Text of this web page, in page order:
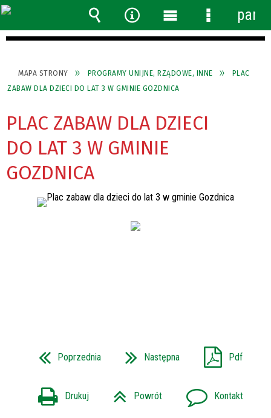
MAPA STRONY PROGRAMY UNIJNE, RZĄDOWE, INNE
PLAC
ZABAW DLA DZIECI DO LAT 3 W GMINIE GOZDNICA
PLAC ZABAW DLA DZIECI
DO LAT 3 W GMINIE
GOZDNICA
Poprzednia Następna Pdf
Drukuj Powrót Kontakt
Wyszukiwarka
Narzędzia
Menu Menu
panel